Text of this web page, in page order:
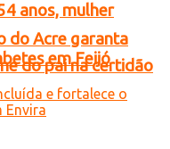
anos, mulher
do pai na certidão
do Acre garanta
em Feijó